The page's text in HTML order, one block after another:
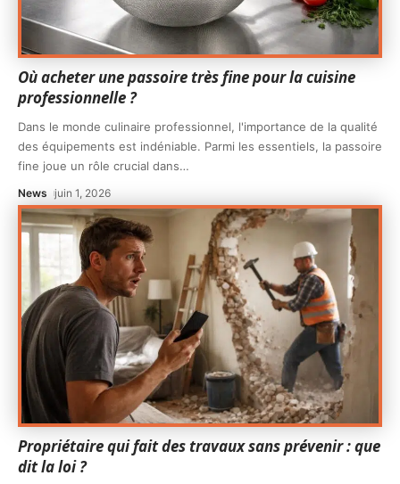
Où acheter une passoire très fine pour la cuisine
professionnelle ?
Dans le monde culinaire professionnel, l'importance de la qualité
des équipements est indéniable. Parmi les essentiels, la passoire
fine joue un rôle crucial dans…
News juin 1, 2026
Propriétaire qui fait des travaux sans prévenir : que
dit la loi ?